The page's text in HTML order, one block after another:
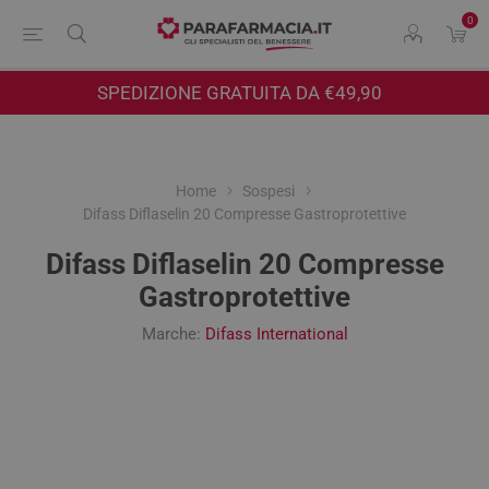
0
SPEDIZIONE GRATUITA DA €49,90
Home
Sospesi
Difass Diflaselin 20 Compresse Gastroprotettive
Difass Diflaselin 20 Compresse
Gastroprotettive
Marche: Difass International